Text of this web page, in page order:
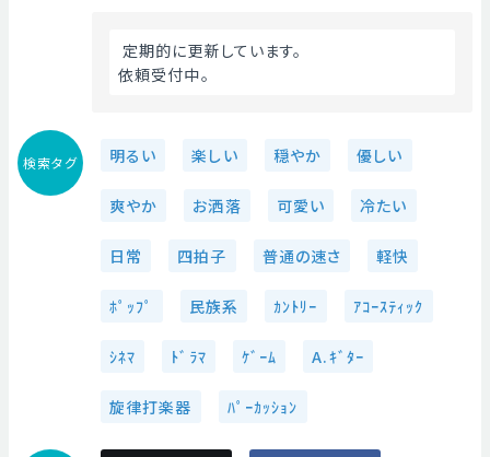
定期的に更新しています。
依頼受付中。
検索タグ 明るい 楽しい 穏やか 優しい
爽やか お洒落 可愛い 冷たい
日常 四拍子 普通の速さ 軽快
ﾎﾟｯﾌﾟ 民族系 ｶﾝﾄﾘｰ ｱｺｰｽﾃｨｯｸ
ｼﾈﾏ ﾄﾞﾗﾏ ｹﾞｰﾑ A.ｷﾞﾀｰ
旋律打楽器 ﾊﾟｰｶｯｼｮﾝ